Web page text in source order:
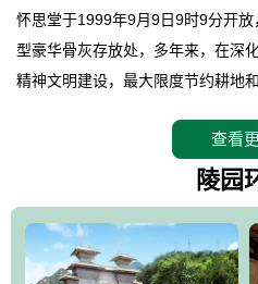
怀思堂于1999年9月9日9时9分开
型豪华骨灰存放处，多年来，在深
精神文明建设，最大限度节约耕地
怀思堂辖区面积15万平方米，整体
筑有：怀思堂豪华墓室、礼祭大厅
仲、无字碑、香灯等。典型的仿秦
顶，朱砂红的门、窗、柱、墙，汉
查看
陵园